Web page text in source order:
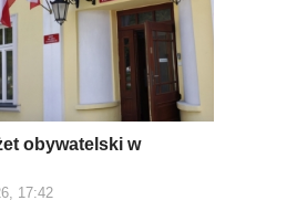
obywatelski w
17:42